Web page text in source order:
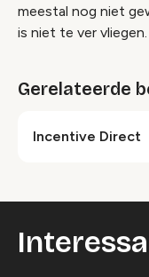
meestal nog niet
is niet te ver vliegen.
Gerelateerde
Incentive Direct